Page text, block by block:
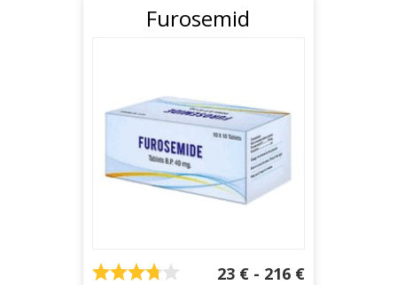
Furosemid
23 € - 216 €